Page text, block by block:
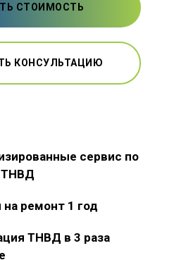
СТОИМОСТЬ
КОНСУЛЬТАЦИЮ
сервис по
ТНВД
на ремонт 1 год
ТНВД в 3 раза